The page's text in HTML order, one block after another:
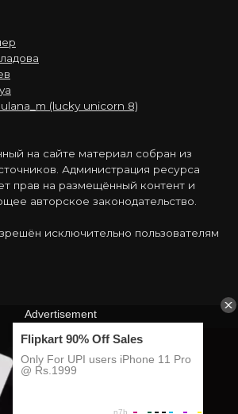
(lucky unicorn 8)
на сайте материал собран из
Администрация ресурса
прав на размещённый контент и
авторское законодательство.
исключительно пользователям